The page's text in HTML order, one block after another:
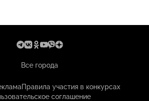
Все города
Правила участия в конкурсах
соглашение